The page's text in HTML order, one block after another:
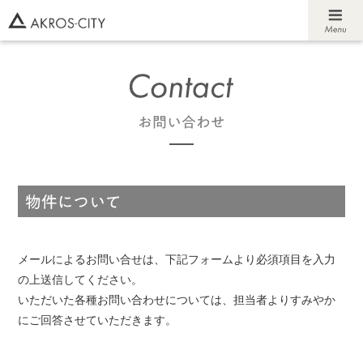
メールによるお問い合せは、下記フォームより必須項目を入力
の上送信してください。
いただいた各種お問い合わせについては、担当者よりすみやか
にご回答させていただきます。